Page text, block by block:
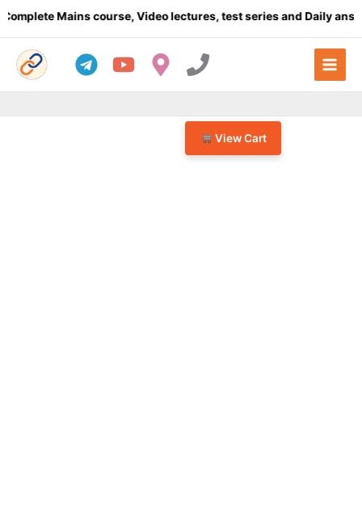
View Cart
Mains course, Video lectures, test series and Daily answer